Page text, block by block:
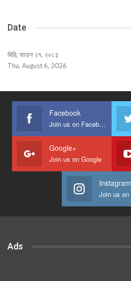
Date
बिहि, साउन २१, २०८३
Thu, August 6, 2026
Facebook
Join us on Facebook
Google+
Join us on Google
Instagram
Ads